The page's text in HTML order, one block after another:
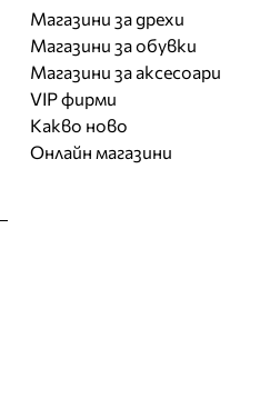
Магазини за дрехи
Магазини за обувки
Магазини за aксесоари
VIP фирми
Какво ново
Онлайн магазини